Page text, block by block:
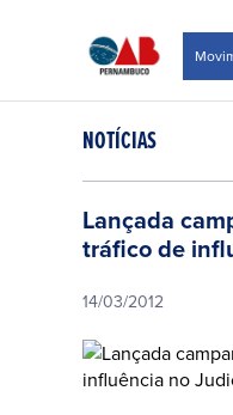
NOTÍCIAS
Lançada
tráfico de
14/03/2012